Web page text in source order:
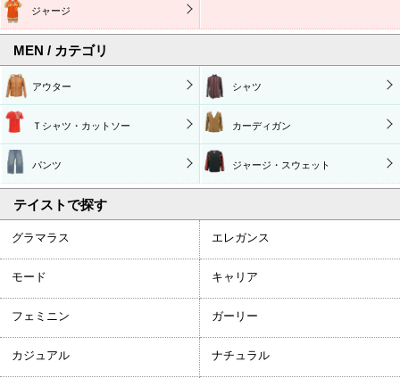
ジャージ
MEN / カテゴリ
アウター シャツ
Ｔシャツ・カットソー カーディガン
パンツ ジャージ・スウェット
テイストで探す
グラマラス エレガンス
モード キャリア
フェミニン ガーリー
カジュアル ナチュラル